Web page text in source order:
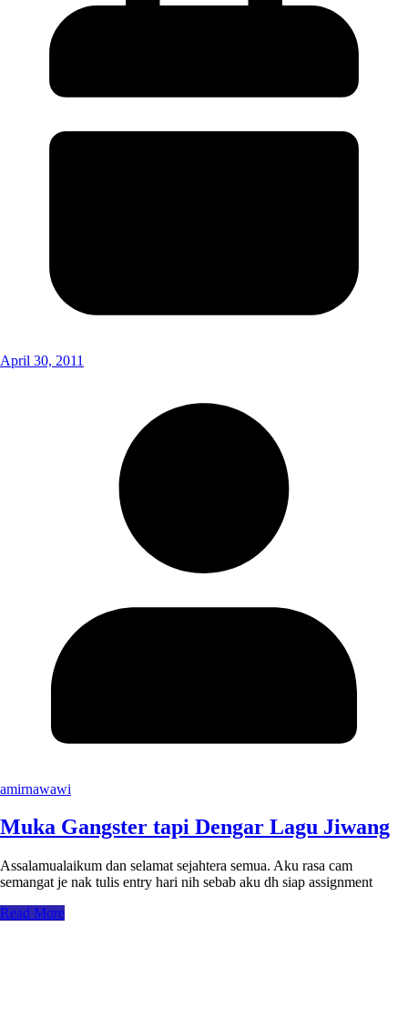
April 30, 2011
amirnawawi
Muka Gangster tapi Dengar Lagu Jiwang
Assalamualaikum dan selamat sejahtera semua. Aku rasa cam
semangat je nak tulis entry hari nih sebab aku dh siap assignment
Read More